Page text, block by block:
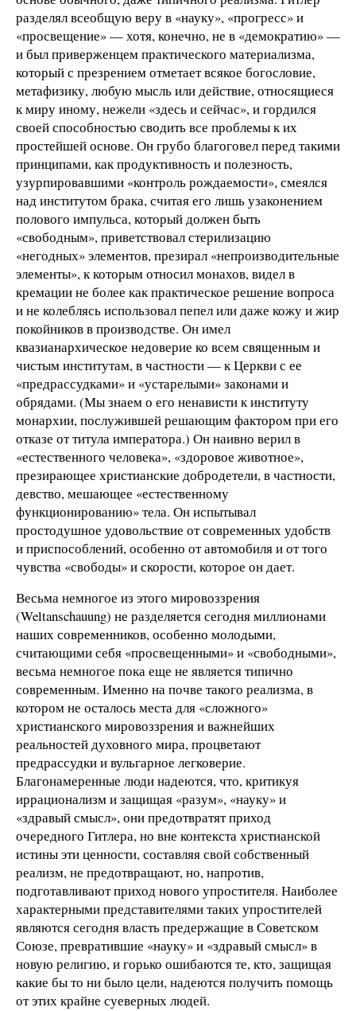
разделял всеобщую веру в «науку», «прогресс» и
«просвещение» — хотя, конечно, не в «демократию» —
и был приверженцем практического материализма,
который с презрением отметает всякое богословие,
метафизику, любую мысль или действие, относящиеся
к миру иному, нежели «здесь и сейчас», и гордился
своей способностью сводить все проблемы к их
простейшей основе. Он грубо благоговел перед такими
принципами, как продуктивность и полезность,
узурпировавшими «контроль рождаемости», смеялся
над институтом брака, считая его лишь узаконением
полового импульса, который должен быть
«свободным», приветствовал стерилизацию
«негодных» элементов, презирал «непроизводительные
элементы», к которым относил монахов, видел в
кремации не более как практическое решение вопроса
и не колеблясь использовал пепел или даже кожу и жир
покойников в производстве. Он имел
квазианархическое недоверие ко всем священным и
чистым институтам, в частности — к Церкви с ее
«предрассудками» и «устарелыми» законами и
обрядами. (Мы знаем о его ненависти к институту
монархии, послужившей решающим фактором при его
отказе от титула императора.) Он наивно верил в
«естественного человека», «здоровое животное»,
презирающее христианские добродетели, в частности,
девство, мешающее «естественному
функционированию» тела. Он испытывал
простодушное удовольствие от современных удобств
и приспособлений, особенно от автомобиля и от того
чувства «свободы» и скорости, которое он дает.
Весьма немногое из этого мировоззрения
(Weltanschauung) не разделяется сегодня миллионами
наших современников, особенно молодыми,
считающими себя «просвещенными» и «свободными»,
весьма немногое пока еще не является типично
современным. Именно на почве такого реализма, в
котором не осталось места для «сложного»
христианского мировоззрения и важнейших
реальностей духовного мира, процветают
предрассудки и вульгарное легковерие.
Благонамеренные люди надеются, что, критикуя
иррационализм и защищая «разум», «науку» и
«здравый смысл», они предотвратят приход
очередного Гитлера, но вне контекста христианской
истины эти ценности, составляя свой собственный
реализм, не предотвращают, но, напротив,
подготавливают приход нового упростителя. Наиболее
характерными представителями таких упростителей
являются сегодня власть предержащие в Советском
Союзе, превратившие «науку» и «здравый смысл» в
новую религию, и горько ошибаются те, кто, защищая
какие бы то ни было цели, надеются получить помощь
от этих крайне суеверных людей.